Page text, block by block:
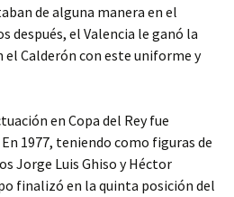
de alguna manera en el
después, el Valencia le ganó la
el Calderón con este uniforme y
en Copa del Rey fue
1977, teniendo como figuras de
Jorge Luis Ghiso y Héctor
finalizó en la quinta posición del